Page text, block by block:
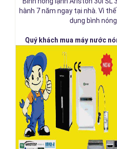
hành 7 năm ngay tại nhà. Vì
dụng bình
Quý khách mua máy nước